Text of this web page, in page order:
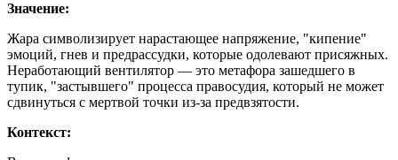
Значение:
Жара символизирует нарастающее напряжение, "кипение"
эмоций, гнев и предрассудки, которые одолевают присяжных.
Неработающий вентилятор — это метафора зашедшего в
тупик, "застывшего" процесса правосудия, который не может
сдвинуться с мертвой точки из-за предвзятости.
Контекст: